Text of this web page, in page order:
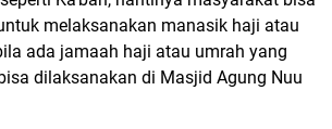
melaksanakan manasik haji atau
ada jamaah haji atau umrah yang
dilaksanakan di Masjid Agung Nuu